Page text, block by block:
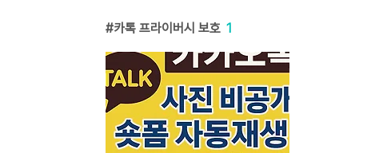
카톡 프라이버시 보호 1